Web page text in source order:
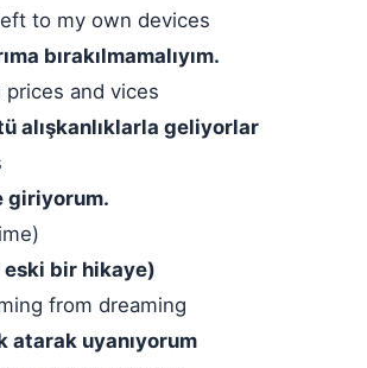
to my own devices
bırakılmamalıyım.
and vices
alışkanlıklarla geliyorlar
giriyorum.
eski bir hikaye)
from dreaming
atarak uyanıyorum